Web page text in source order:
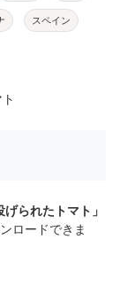
スペイン
られたトマト」
ロードできま